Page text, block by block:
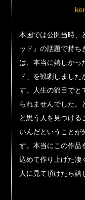
本国では公開当時、
ッド』の話題で持ち
は、本当に嬉しかっ
ド」を観劇しまし
す。人生の節目でと
られませんでした。
と思う人を見つける
いんだということが
す。本当にこの作品
込めて作り上げた凄
人に見て頂けたら嬉